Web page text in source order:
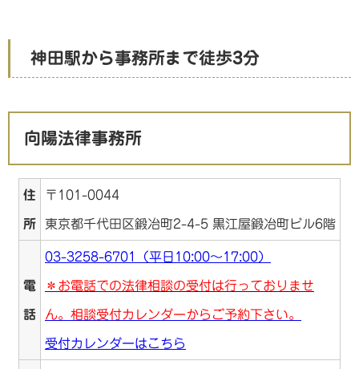
神田駅から事務所まで徒歩3分
向陽法律事務所
住
所
〒101-0044
東京都千代田区鍛冶町2-4-5 黒江屋鍛冶町ビル6階
電
話
03-3258-6701（平日10:00～17:00）
＊お電話での法律相談の受付は行っておりませ
ん。相談受付カレンダーからご予約下さい。
受付カレンダーはこちら